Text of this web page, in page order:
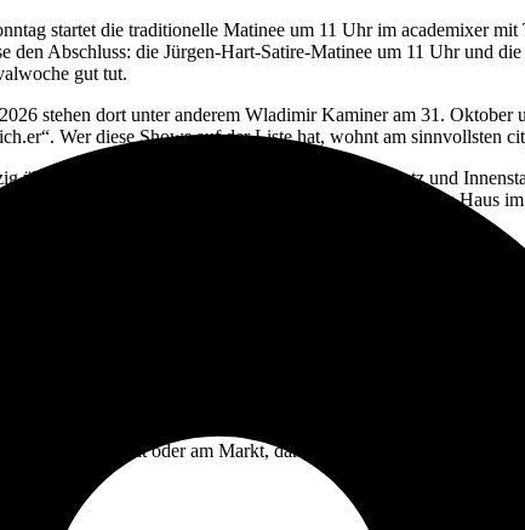
startet die traditionelle Matinee um 11 Uhr im academixer
Abschluss: die Jürgen-Hart-Satire-Matinee um 11 Uhr und
gut tut.
stehen dort unter anderem Wladimir Kaminer am 31.
Wer diese Shows auf der Liste hat, wohnt am sinnvollsten
über kurze Wege oder Tram Richtung Augustusplatz und
ohne Umweg erreichst. Mehr zur Lage und zum Haus im
in der Kupfergasse ist seit Jahren das Herzstück, hier laufen
ins Spiel, das
am Markt ergänzt mit
mit einer Tram-Linie voneinander entfernt. Genau hier zahlt
der Südvorstadt oder am Markt, danach Kabarett in der